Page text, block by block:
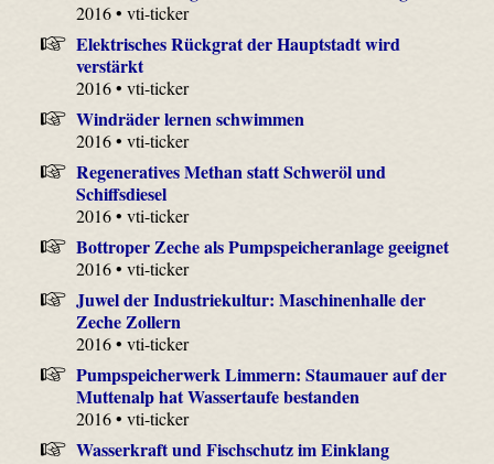
2016 • vti-ticker
Elektrisches Rückgrat der Hauptstadt wird
verstärkt
2016 • vti-ticker
Windräder lernen schwimmen
2016 • vti-ticker
Regeneratives Methan statt Schweröl und
Schiffsdiesel
2016 • vti-ticker
Bottroper Zeche als Pumpspeicheranlage geeignet
2016 • vti-ticker
Juwel der Industriekultur: Maschinenhalle der
Zeche Zollern
2016 • vti-ticker
Pumpspeicherwerk Limmern: Staumauer auf der
Muttenalp hat Wassertaufe bestanden
2016 • vti-ticker
Wasserkraft und Fischschutz im Einklang